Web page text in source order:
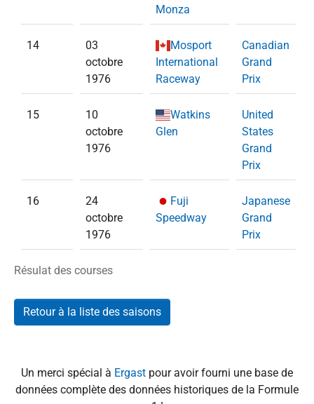
Résulat des courses
Monza
14
03
octobre
1976
Mosport
International
Raceway
Canadian
Grand
Prix
15
10
octobre
1976
Watkins
Glen
United
States
Grand
Prix
16
24
octobre
1976
Fuji
Speedway
Japanese
Grand
Prix
Retour à la liste des saisons
Un merci spécial à Ergast pour avoir fourni une base de
données complète des données historiques de la Formule